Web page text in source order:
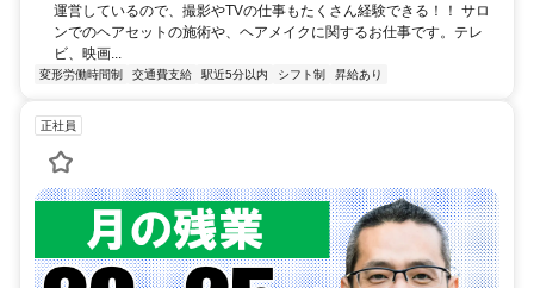
運営しているので、撮影やTVの仕事もたくさん経験できる！！ サロ
ンでのヘアセットの施術や、ヘアメイクに関するお仕事です。テレ
ビ、映画...
変形労働時間制 交通費支給 駅近5分以内 シフト制 昇給あり
正社員